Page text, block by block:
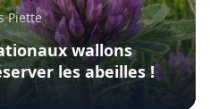
Piette
wallons
les abeilles !